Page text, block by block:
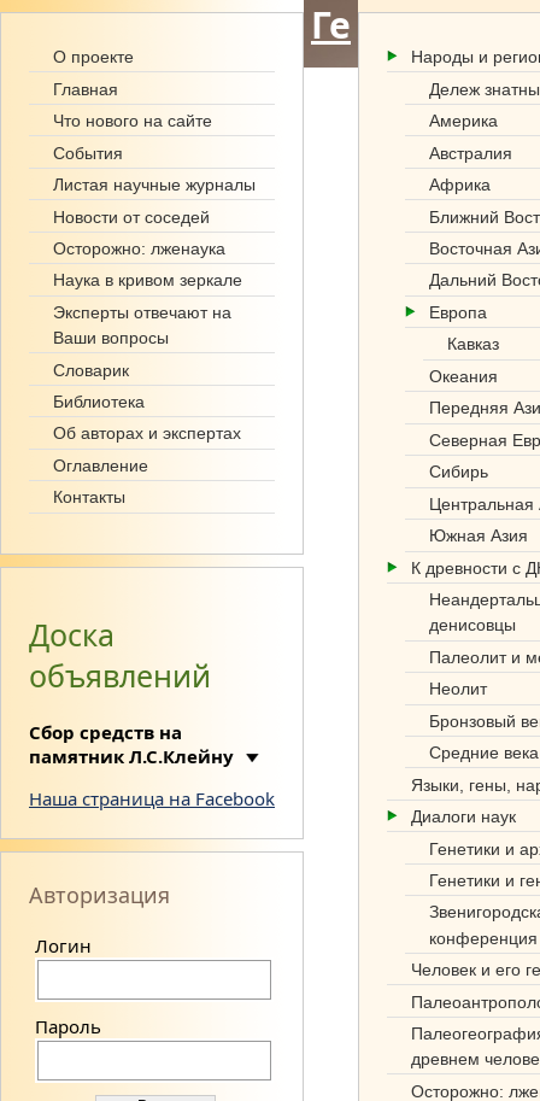
О проекте
Главная
Что нового на сайте
События
Листая научные журналы
Новости от соседей
Осторожно: лженаука
Наука в кривом зеркале
Эксперты отвечают на
Ваши вопросы
Словарик
Библиотека
Об авторах и экспертах
Оглавление
Контакты
Доска
объявлений
Сбор средств на
памятник Л.С.Клейну
Наша страница на Facebook
Авторизация
Логин
Пароль
Народы и
Дележ
Америка
Австралия
Африка
Ближний
Восточная
Дальний
Европа
Кавказ
Океания
Передняя
Северная
Сибирь
Центральная
Южная Азия
К древности с
денисовцы
Палеолит и
Неолит
Бронзовый
Средние века
Языки, гены,
Диалоги наук
Генетики и
Генетики и
конференция
Человек и его
древнем
Осторожно:
Ге
но